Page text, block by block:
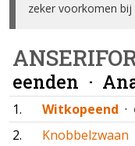
zeker voorkomen bij
eenden ·
1. Witkopeend ·
2.
Knobbelzwaan